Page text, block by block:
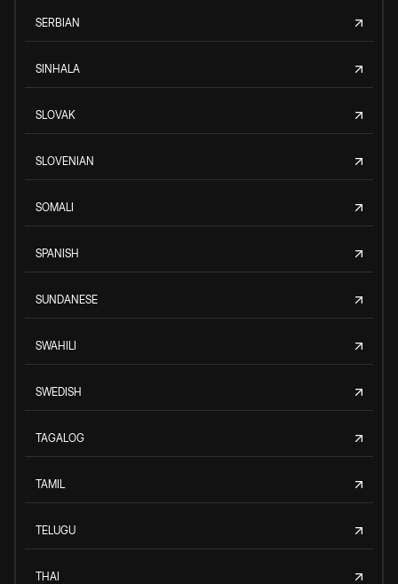
SERBIAN
SINHALA
SLOVAK
SLOVENIAN
SOMALI
SPANISH
SUNDANESE
SWAHILI
SWEDISH
TAGALOG
TAMIL
TELUGU
THAI